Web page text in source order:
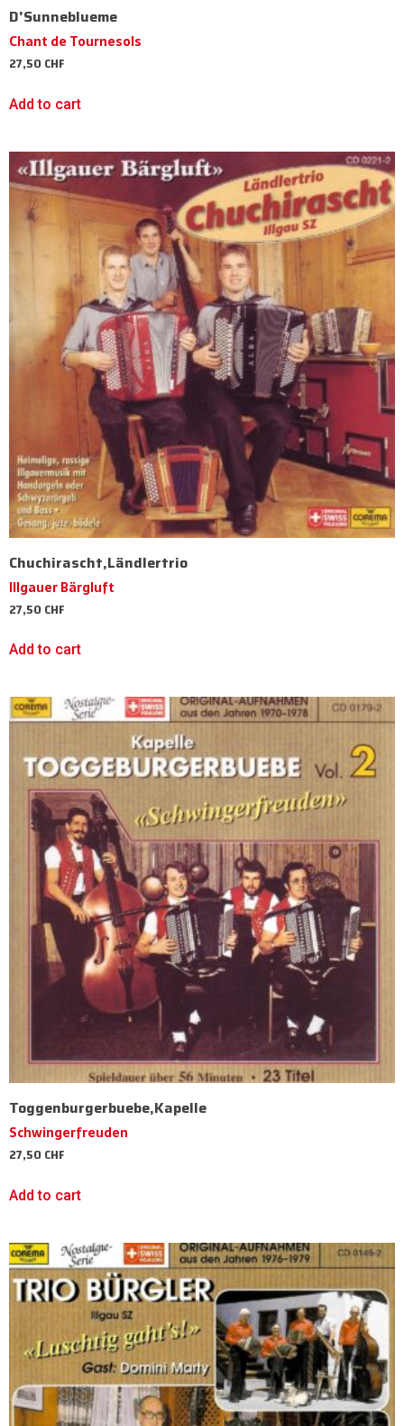
D'Sunneblueme
Chant de Tournesols
27,50CHF
Add to cart
Chuchirascht,Ländlertrio
Illgauer Bärgluft
27,50CHF
Add to cart
Toggenburgerbuebe,Kapelle
Schwingerfreuden
27,50CHF
Add to cart